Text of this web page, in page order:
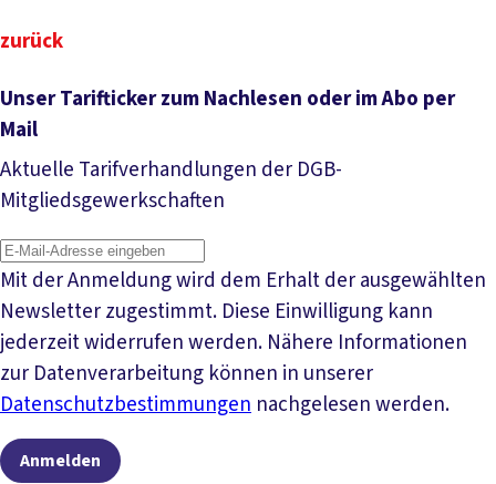
zurück
Unser Tarifticker zum Nachlesen oder im Abo per
Mail
Aktuelle Tarifverhandlungen der DGB-
Mitgliedsgewerkschaften
Mit der Anmeldung wird dem Erhalt der ausgewählten
Newsletter zugestimmt. Diese Einwilligung kann
jederzeit widerrufen werden. Nähere Informationen
zur Datenverarbeitung können in unserer
Datenschutzbestimmungen nachgelesen werden.
Anmelden